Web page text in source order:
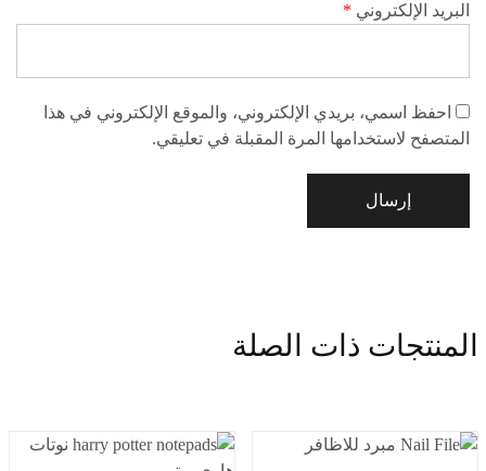
البريد الإلكتروني *
احفظ اسمي، بريدي الإلكتروني، والموقع الإلكتروني في هذا
المتصفح لاستخدامها المرة المقبلة في تعليقي.